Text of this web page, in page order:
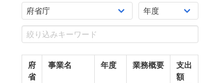
府
省
事業名 年度 業務概要
支出
額